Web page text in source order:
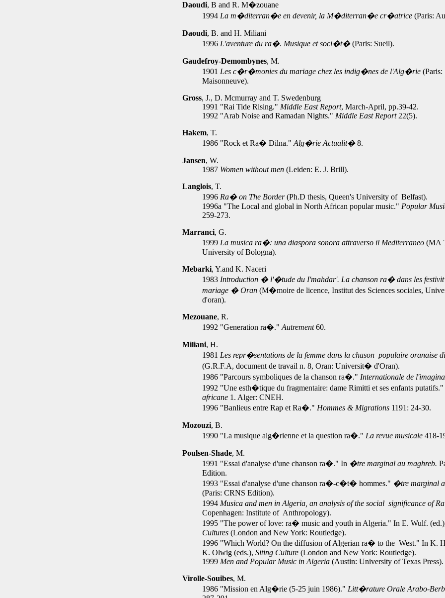
Daoudi, B and R. M�zouane
1994 La m�diterran�e en devenir, la M�diterran�e cr�atrice (Paris:
Daoudi, B. and H. Miliani
1996 L'aventure du ra�. Musique et soci�t�(Paris: Sueil).
Gaudefroy-Demombynes, M.
1901 Les c�r�monies du mariage chez les indig�nes de l'Alg�rie (Paris:
Maisonneuve).
Gross, J., D. Mcmurray and T. Swedenburg
1991 "Rai Tide Rising." Middle East Report, March-April, pp.39-42.
1992 "Arab Noise and Ramadan Nights." Middle East Report 22(5).
Hakem, T.
1986 "Rock et Ra� Dilna." Alg�rie Actualit�8.
Jansen, W.
1987 Women without men (Leiden: E. J. Brill).
Langlois, T.
1996 Ra� on The Border(Ph.D thesis, Queen's University of Belfast).
1996a "The Local and global in North African popular music." Popular
259-273.
Marranci, G.
1999 La musica ra�: una diaspora sonora attraverso il Mediterraneo (MA
University of Bologna).
Mebarki, Y.and K. Naceri
1983 Introduction � l'�tude du I'mahdar'. La chanson ra� dans les
mariage � Oran (M�moire de licence, Institut des Sciences sociales,
d'oran).
Mezouane, R.
1992 "Generation ra�." Autrement60.
Miliani, H.
1981 Les repr�sentations de la femme dans la chason populaire oranaise
(G.R.F.A, document de travail n. 8, Oran: Universit� d'Oran).
1986 "Parcours symboliques de la chanson ra�." Internationale de
1992 "Une esth�tique du fragmentaire: dame Rimitti et ses enfants putatifs."
africane 1. Alger: CNEH.
1996 "Banlieus entre Rap et Ra�." Hommes & Migrations 1191: 24-30.
Mozouzi, B.
1990 "La musique alg�rienne et la question ra�." La revue musicale 418-
Poulsen-Shade, M.
1991 "Essai d'analyse d'une chanson ra�." In �tre marginal au maghreb.
Edition.
1993 "Essai d'analyse d'une chanson ra�-c�t� hommes." �tre marginal
(Paris: CRNS Edition).
1994 Musica and men in Algeria, an analysis of the social significance of
Copenhagen: Institute of Anthropology).
1995 "The power of love: ra� music and youth in Algeria." In E. Wulf.
Cultures (London and New York: Routledge).
1996 "Which World? On the diffusion of Algerian ra� to the West." In K.
K. Olwig (eds.), Siting Culture (London and New York: Routledge).
1999 Men and Popular Music in Algeria (Austin: University of Texas Press).
Virolle-Souibes, M.
1986 "Mission en Alg�rie (5-25 juin 1986)." Litt�rature Orale Arabo-